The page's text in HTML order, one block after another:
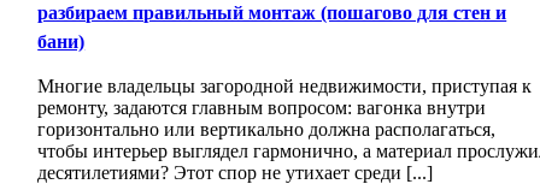
разбираем правильный монтаж (пошагово для стен и
бани)
Многие владельцы загородной недвижимости, приступая к
ремонту, задаются главным вопросом: вагонка внутри
горизонтально или вертикально должна располагаться,
чтобы интерьер выглядел гармонично, а материал
десятилетиями? Этот спор не утихает среди [...]